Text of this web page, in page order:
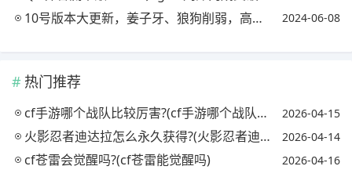
10号版本大更新，姜子牙、狼狗削弱，高级梦境开启，你觉得如何? 2024-06-08
热门推荐
cf手游哪个战队比较厉害?(cf手游哪个战队最强) 2026-04-15
火影忍者迪达拉怎么永久获得?(火影忍者迪达拉怎么获取) 2026-04-14
cf苍雷会觉醒吗?(cf苍雷能觉醒吗) 2026-04-16